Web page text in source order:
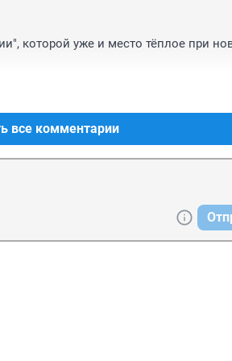
которой уже и место тёплое при
все комментарии